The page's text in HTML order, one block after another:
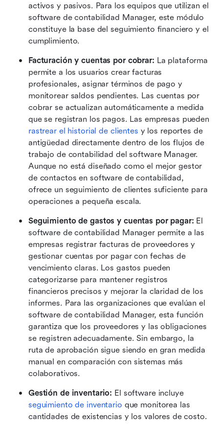
activos y pasivos. Para los equipos que utilizan el
software de contabilidad Manager, este módulo
constituye la base del seguimiento financiero y el
cumplimiento.
Facturación y cuentas por cobrar: La plataforma
permite a los usuarios crear facturas
profesionales, asignar términos de pago y
monitorear saldos pendientes. Las cuentas por
cobrar se actualizan automáticamente a medida
rastrear el historial de clientes y los reportes de
antigüedad directamente dentro de los flujos de
trabajo de contabilidad del software Manager.
Aunque no está diseñado como el mejor gestor
de contactos en software de contabilidad,
ofrece un seguimiento de clientes suficiente para
operaciones a pequeña escala.
Seguimiento de gastos y cuentas por pagar: El
software de contabilidad Manager permite a las
empresas registrar facturas de proveedores y
gestionar cuentas por pagar con fechas de
vencimiento claras. Los gastos pueden
categorizarse para mantener registros
financieros precisos y mejorar la claridad de los
informes. Para las organizaciones que evalúan el
software de contabilidad Manager, esta función
garantiza que los proveedores y las obligaciones
se registren adecuadamente. Sin embargo, la
ruta de aprobación sigue siendo en gran medida
manual en comparación con sistemas más
colaborativos.
Gestión de inventario:
El software incluye
seguimiento de inventario que monitorea las
cantidades de existencias y los valores de costo.